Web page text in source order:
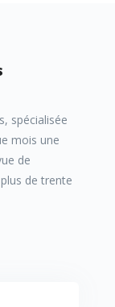
spécialisée
mois une
de
de trente